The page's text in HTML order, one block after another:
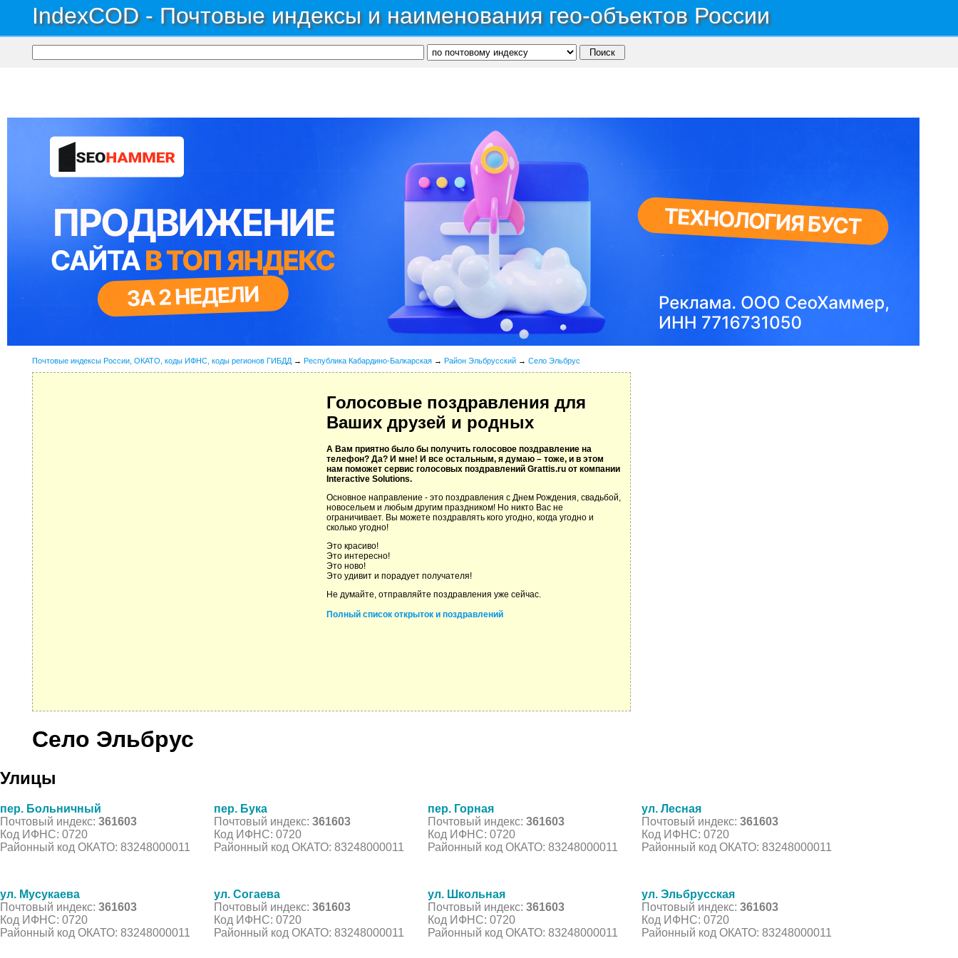
IndexCOD - Почтовые индексы и наименования гео-объектов России
Почтовые индексы России, ОКАТО, коды ИФНС, коды регионов ГИБДД → Республика Кабардино-Балкарская → Район Эльбрусский → Село Эльбрус
Голосовые поздравления для
Ваших друзей и родных
А Вам приятно было бы получить голосовое поздравление на
телефон? Да? И мне! И все остальным, я думаю – тоже, и в этом
нам поможет сервис голосовых поздравлений Grattis.ru от компании
Interactive Solutions.
Основное направление - это поздравления с Днем Рождения, свадьбой,
новосельем и любым другим праздником! Но никто Вас не
ограничивает. Вы можете поздравлять кого угодно, когда угодно и
сколько угодно!
Это красиво!
Это интересно!
Это ново!
Это удивит и порадует получателя!
Не думайте, отправляйте поздравления уже сейчас.
Полный список открыток и поздравлений
Село Эльбрус
Улицы
пер. Больничный
Почтовый индекс: 361603
Код ИФНС: 0720
Районный код ОКАТО: 83248000011
пер. Бука
Почтовый индекс: 361603
Код ИФНС: 0720
Районный код ОКАТО: 83248000011
пер. Горная
Почтовый индекс: 361603
Код ИФНС: 0720
Районный код ОКАТО: 83248000011
ул. Лесная
Почтовый индекс: 361603
Код ИФНС: 0720
Районный код ОКАТО: 83248000011
ул. Мусукаева
Почтовый индекс: 361603
Код ИФНС: 0720
Районный код ОКАТО: 83248000011
ул. Согаева
Почтовый индекс: 361603
Код ИФНС: 0720
Районный код ОКАТО: 83248000011
ул. Школьная
Почтовый индекс: 361603
Код ИФНС: 0720
Районный код ОКАТО: 83248000011
ул. Эльбрусская
Почтовый индекс: 361603
Код ИФНС: 0720
Районный код ОКАТО: 83248000011